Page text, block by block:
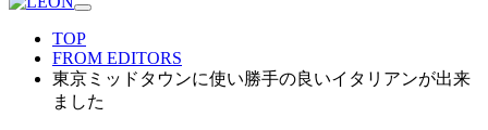
TOP
FROM EDITORS
東京ミッドタウンに使い勝手の良いイタリアンが出来
ました